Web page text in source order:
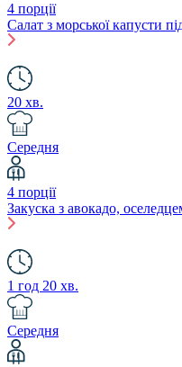
4 порції
Салат з морської капусти
20 хв.
Середня
4 порції
Закуска з авокадо,
1 год 20 хв.
Середня